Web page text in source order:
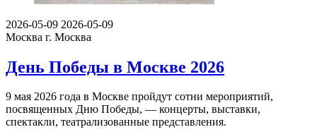
2026-05-09 2026-05-09
Москва г. Москва
День Победы в Москве 2026
9 мая 2026 года в Москве пройдут сотни мероприятий,
посвященных Дню Победы, — концерты, выставки,
спектакли, театрализованные представления.